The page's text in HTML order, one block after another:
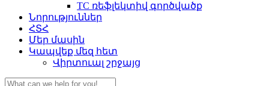
TC ռեֆլեկտիվ գործվածք
Նորություններ
ՀՏՀ
Մեր մասին
Կապվեք մեզ հետ
Վիրտուալ շրջայց